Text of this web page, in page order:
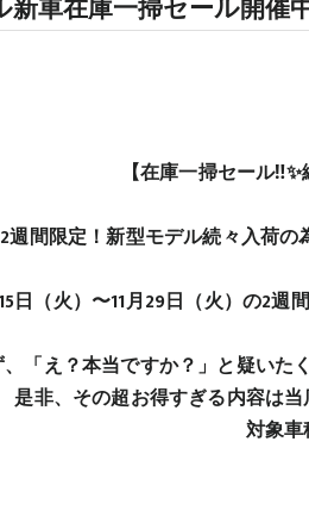
新車在庫一掃セール開催
【在庫一掃セール
2週間限定！新型モデル続々入荷
日（火）〜11月29日（火）の2
「え？本当ですか？」と疑いた
是非、その超お得すぎる内容は
対象